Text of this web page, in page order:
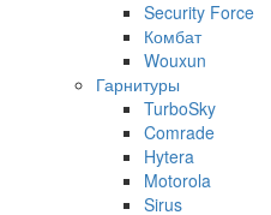
Security Force
Комбат
Wouxun
Гарнитуры
TurboSky
Comrade
Hytera
Motorola
Sirus